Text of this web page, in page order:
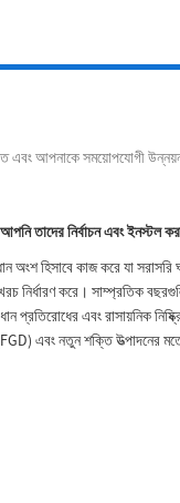
আপনাকে সময়োপযোগী উন্নয়ন
তাদের নির্বাচন এবং ইনস্টল
অংশ হিসাবে কাজ করে যা
নির্ধারণ করে। সাম্প্রতিক
প্রতিরোধের এবং রাসায়নিক
এবং নতুন শক্তি উত্পাদনের মতো